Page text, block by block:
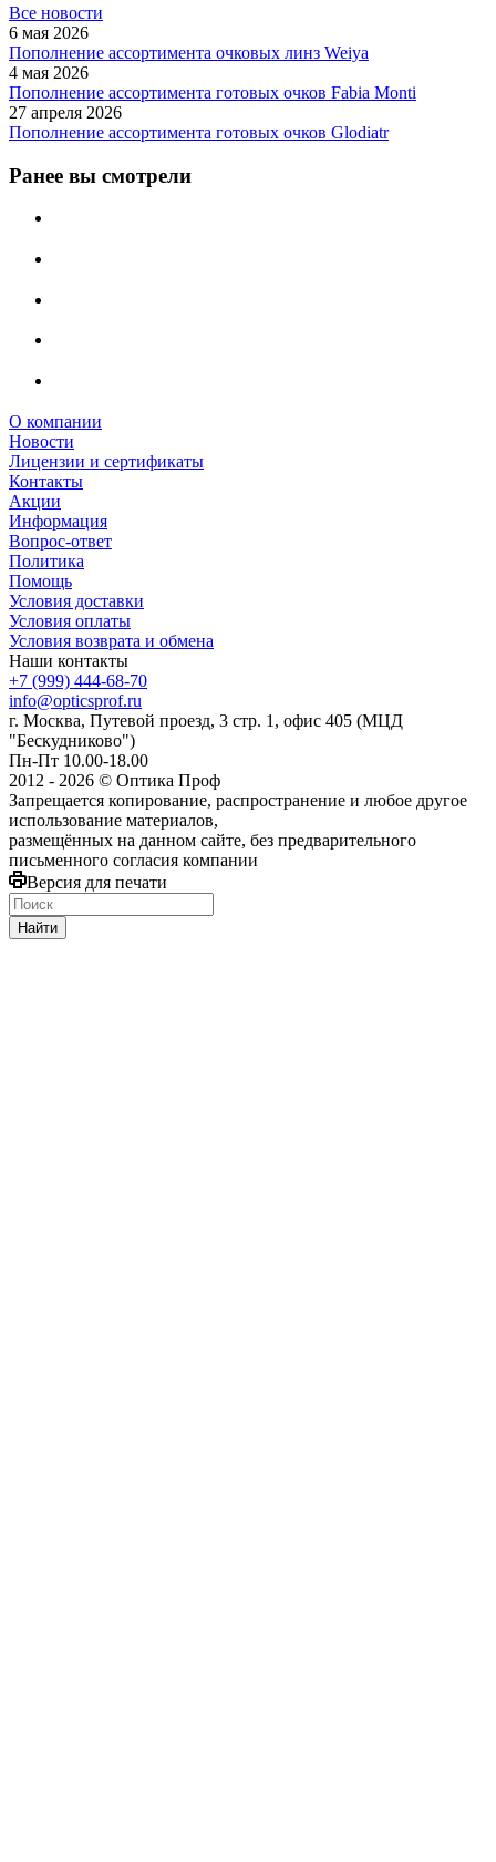
Все новости
6 мая 2026
Пополнение ассортимента очковых линз Weiya
4 мая 2026
Пополнение ассортимента готовых очков Fabia Monti
27 апреля 2026
Пополнение ассортимента готовых очков Glodiatr
Ранее вы смотрели
О компании
Новости
Лицензии и сертификаты
Контакты
Акции
Информация
Вопрос-ответ
Политика
Помощь
Условия доставки
Условия оплаты
Условия возврата и обмена
Наши контакты
+7 (999) 444-68-70
info@opticsprof.ru
г. Москва, Путевой проезд, 3 стр. 1, офис 405 (МЦД
"Бескудниково")
Пн-Пт 10.00-18.00
2012 - 2026 © Оптика Проф
Запрещается копирование, распространение и любое другое
использование материалов,
размещённых на данном сайте, без предварительного
письменного согласия компании
Версия для печати
Найти